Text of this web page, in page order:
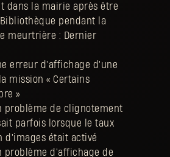
dans la mairie après être
pendant la
meurtrière : Dernier
erreur d'affichage d'une
mission « Certains
»
problème de clignotement
parfois lorsque le taux
d'images était activé
problème d'affichage de